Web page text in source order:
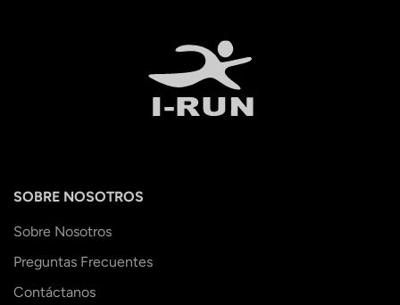
SOBRE NOSOTROS
Sobre Nosotros
Preguntas Frecuentes
Contáctanos